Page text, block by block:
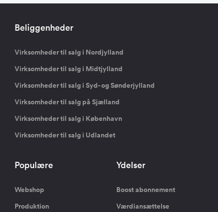
Beliggenheder
Virksomheder til salg i Nordjylland
Virksomheder til salg i Midtjylland
Virksomheder til salg i Syd- og Sønderjylland
Virksomheder til salg på Sjælland
Virksomheder til salg i København
Virksomheder til salg i Udlandet
Populære
Webshop
Produktion
Ydelser
Boost abonnement
Værdiansættelse